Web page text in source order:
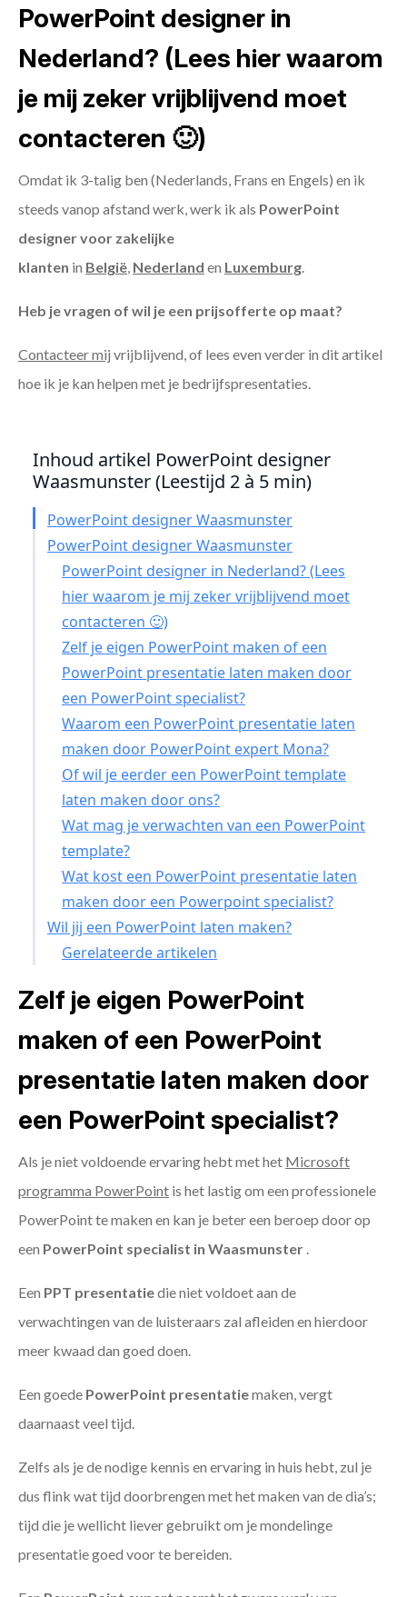
PowerPoint designer in
Nederland? (Lees hier waarom
je mij zeker vrijblijvend moet
contacteren 🙂)
Omdat ik 3-talig ben (Nederlands, Frans en Engels) en ik
steeds vanop afstand werk, werk ik als PowerPoint
designer voor zakelijke
klanten in België, Nederland en Luxemburg.
Heb je vragen of wil je een prijsofferte op maat?
Contacteer mij vrijblijvend, of lees even verder in dit artikel
hoe ik je kan helpen met je bedrijfspresentaties.
Inhoud artikel PowerPoint designer
Waasmunster (Leestijd 2 à 5 min)
PowerPoint designer Waasmunster
PowerPoint designer Waasmunster
PowerPoint designer in Nederland? (Lees
hier waarom je mij zeker vrijblijvend moet
contacteren 🙂)
Zelf je eigen PowerPoint maken of een
PowerPoint presentatie laten maken door
een PowerPoint specialist?
Waarom een PowerPoint presentatie laten
maken door PowerPoint expert Mona?
Of wil je eerder een PowerPoint template
laten maken door ons?
Wat mag je verwachten van een PowerPoint
template?
Wat kost een PowerPoint presentatie laten
maken door een Powerpoint specialist?
Wil jij een PowerPoint laten maken?
Gerelateerde artikelen
Zelf je eigen PowerPoint
maken of een PowerPoint
presentatie laten maken door
een PowerPoint specialist?
Als je niet voldoende ervaring hebt met het Microsoft
programma PowerPoint is het lastig om een professionele
PowerPoint te maken en kan je beter een beroep door op
een PowerPoint specialist in Waasmunster .
Een PPT presentatiedie niet voldoet aan de
verwachtingen van de luisteraars zal afleiden en hierdoor
meer kwaad dan goed doen.
Een goede PowerPoint presentatiemaken, vergt
daarnaast veel tijd.
Zelfs als je de nodige kennis en ervaring in huis hebt, zul je
dus flink wat tijd doorbrengen met het maken van de dia’s;
tijd die je wellicht liever gebruikt om je mondelinge
presentatie goed voor te bereiden.